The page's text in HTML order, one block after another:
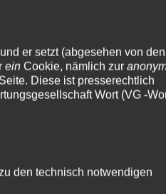
er setzt (abgesehen von den
ein Cookie, nämlich zur
Diese ist presserechtlich
Wort (VG -
den technisch notwendigen